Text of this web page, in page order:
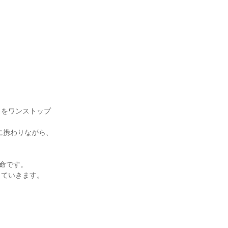
ワンストップ
わりながら、
です。
いきます。